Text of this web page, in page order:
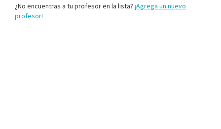
¿No encuentras a tu profesor en la lista? ¡Agrega un nuevo
profesor!